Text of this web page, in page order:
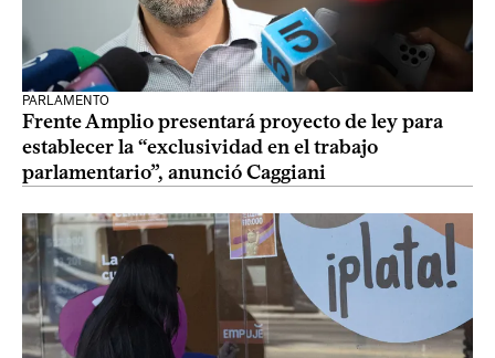
PARLAMENTO
Frente Amplio presentará proyecto de ley para
establecer la “exclusividad en el trabajo
parlamentario”, anunció Caggiani